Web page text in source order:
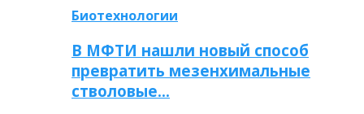
Биотехнологии
В МФТИ нашли новый способ
превратить мезенхимальные
стволовые…